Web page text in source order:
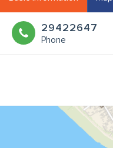
29422647
Phone